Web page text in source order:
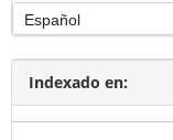
Indexado en: